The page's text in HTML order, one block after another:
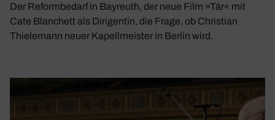
Der Reformbedarf in Bayreuth, der neue Film »Tár« mit
Cate Blanchett als Dirigentin, die Frage, ob Christian
Thielemann neuer Kapellmeister in Berlin wird.